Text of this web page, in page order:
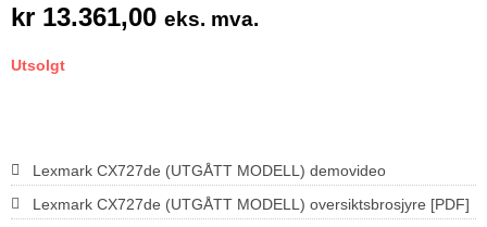
kr 13.361,00 eks. mva.
Utsolgt
Lexmark CX727de (UTGÅTT MODELL) demovideo
Lexmark CX727de (UTGÅTT MODELL) oversiktsbrosjyre [PDF]